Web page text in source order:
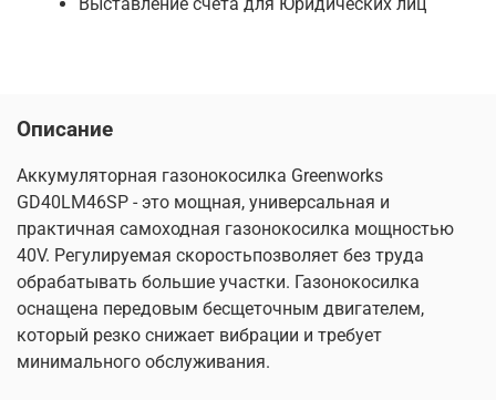
Описание
Аккумуляторная газонокосилка Greenworks
GD40LM46SP - это мощная, универсальная и
практичная самоходная газонокосилка мощностью
40V. Регулируемая скоростьпозволяет без труда
обрабатывать большие участки. Газонокосилка
оснащена передовым бесщеточным двигателем,
который резко снижает вибрации и требует
минимального обслуживания.